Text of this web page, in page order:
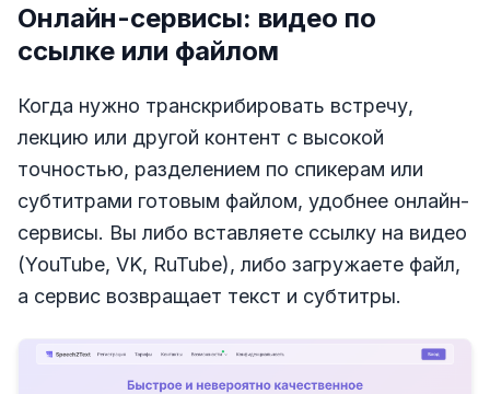
Онлайн-сервисы: видео по
ссылке или файлом
Когда нужно транскрибировать встречу,
лекцию или другой контент с высокой
точностью, разделением по спикерам или
субтитрами готовым файлом, удобнее онлайн-
сервисы. Вы либо вставляете ссылку на видео
(YouTube, VK, RuTube), либо загружаете файл,
а сервис возвращает текст и субтитры.